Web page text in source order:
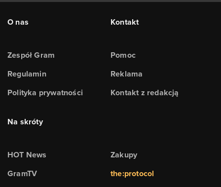
O nas
Zespół Gram
Regulamin
Polityka prywatności
Kontakt
Pomoc
Reklama
Kontakt z redakcją
Na skróty
HOT News
GramTV
Zakupy
the:protocol